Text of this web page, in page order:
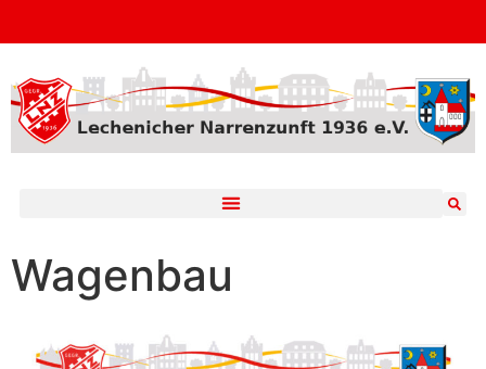
Wagenbau